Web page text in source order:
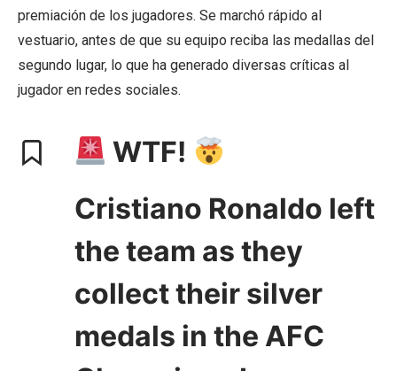
premiación de los jugadores. Se marchó rápido al
vestuario, antes de que su equipo reciba las medallas del
segundo lugar, lo que ha generado diversas críticas al
jugador en redes sociales.
WTF!
Cristiano Ronaldo left
the team as they
collect their silver
medals in the AFC